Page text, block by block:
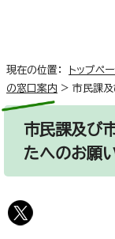
現在の位置： トップペ
の窓口案内 > 市民課及
市民課及び
たへのお願